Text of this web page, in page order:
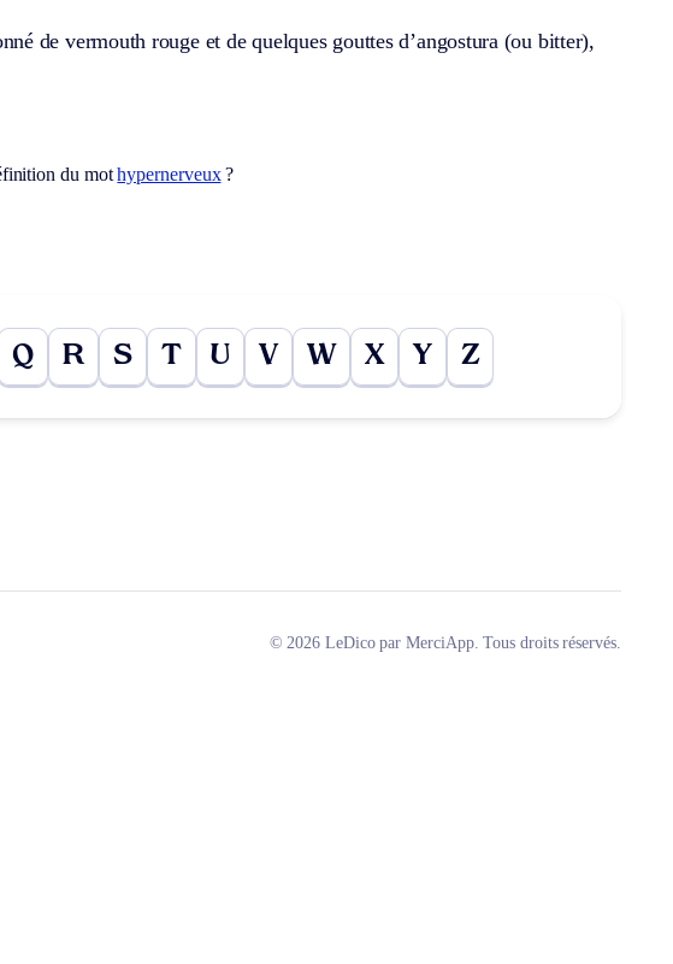
de vermouth rouge et de quelques gouttes d’angostura (ou bitter),
du mothypernerveux?
Q R S T U V W X Y Z
© 2026 LeDico par MerciApp. Tous droits réservés.